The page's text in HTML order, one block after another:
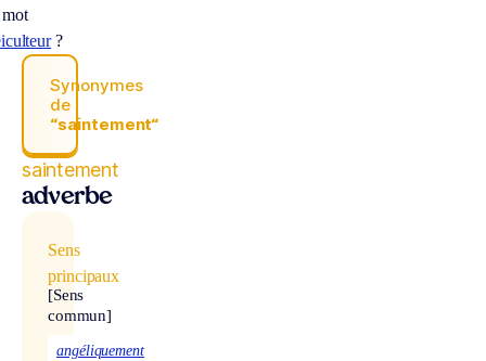
?
Synonymes
de
“saintement“
saintement
adverbe
Sens
principaux
[Sens
commun]
angéliquement